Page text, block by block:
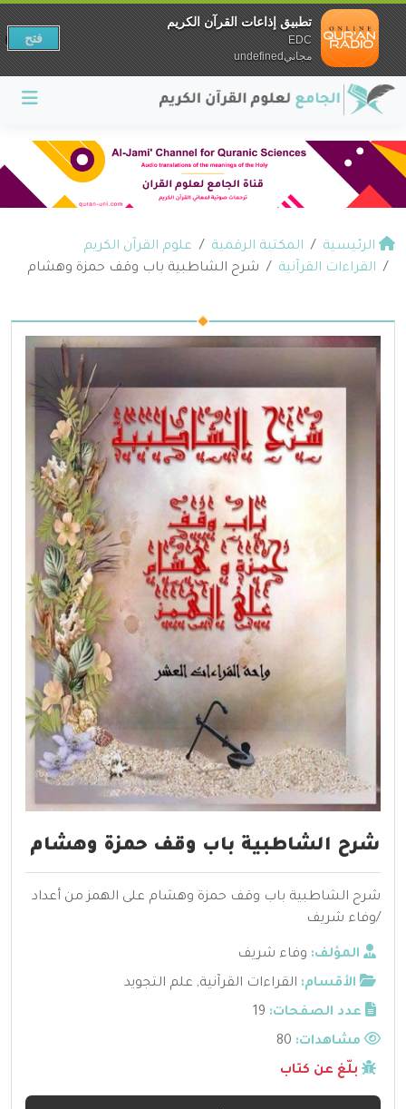
الرئيسية المكتبة الرقمية
علوم القرآن الكريم
القراءات القرآنية
شرح الشاطبية باب وقف حمزة وهشام
شرح الشاطبية باب وقف حمزة وهشام
شرح الشاطبية باب وقف حمزة وهشام على الهمز من أعداد
/وفاء شريف
المؤلف: وفاء شريف
الأقسام: القراءات القرآنية, علم التجويد
عدد الصفحات: 19
مشاهدات:
بلّغ عن كتاب
تطبيق إذاعات القرآن الكريم
EDC
مجانيundefined
فتح